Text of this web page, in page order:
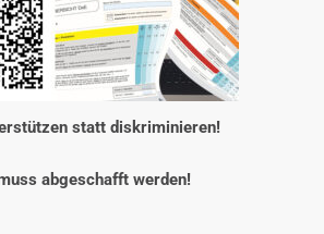
statt diskriminieren!
abgeschafft werden!